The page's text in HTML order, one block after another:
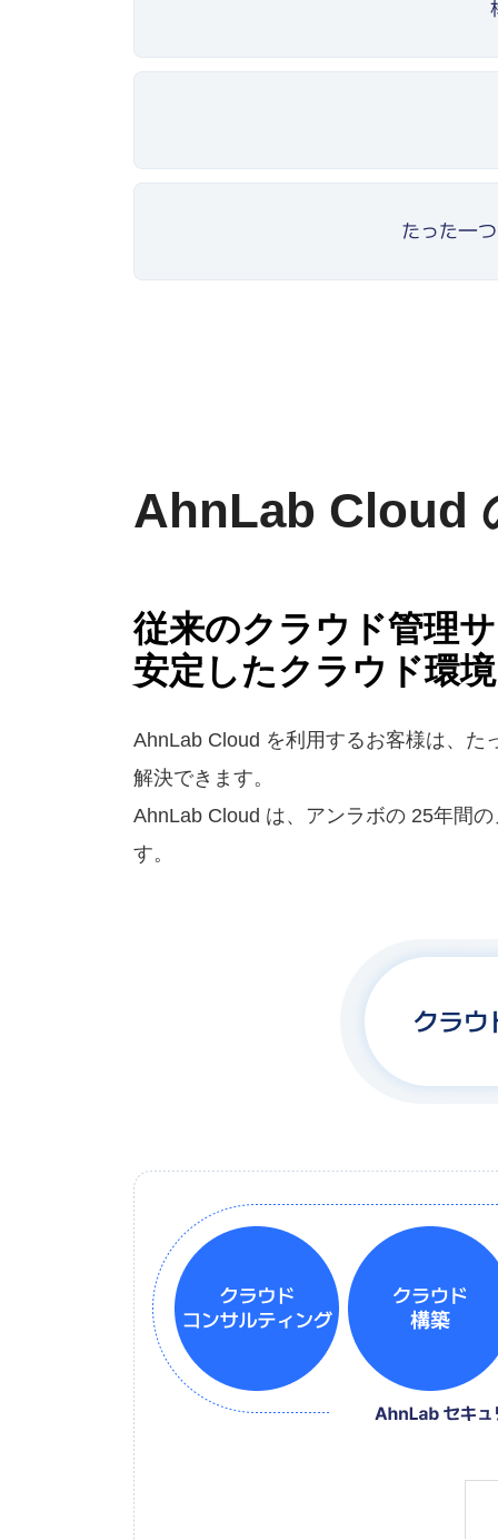
AhnLab Cloud
従来のクラウド管理
安定したクラウド環
AhnLab Cloud を利用するお客様は、た
解決できます。
AhnLab Cloud は、アンラボの 25年間
す。